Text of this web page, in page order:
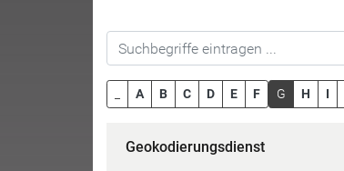
A B C D E F G H I
Geokodierungsdienst